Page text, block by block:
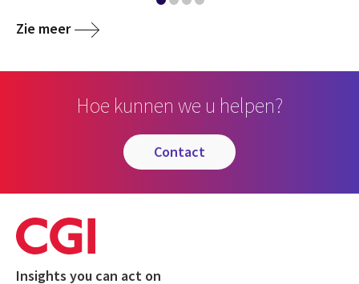
Zie meer
Hoe kunnen we u helpen?
contact
Insights you can act on